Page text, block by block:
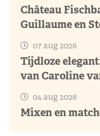
Château
Guillaume en
07 aug 2026
Tijdloze
van Caroline
04 aug 2026
Mixen en